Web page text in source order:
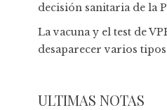
decisión sanitaria de la
La vacuna y el test de
desaparecer varios
ULTIMAS NOTAS